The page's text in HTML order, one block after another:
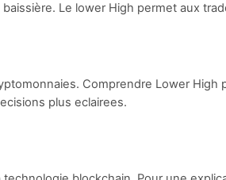
Le lower High permet aux
Comprendre Lower
plus eclairees.